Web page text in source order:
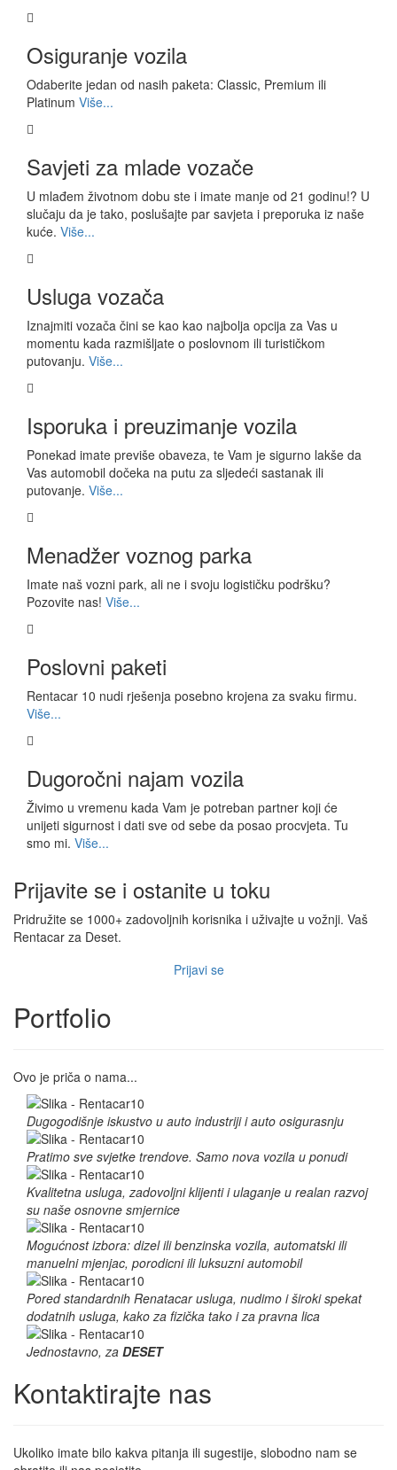
Osiguranje vozila
Odaberite jedan od nasih paketa: Classic, Premium ili
Platinum Više...
Savjeti za mlade vozače
U mlađem životnom dobu ste i imate manje od 21 godinu!? U
slučaju da je tako, poslušajte par savjeta i preporuka iz naše
kuće. Više...
Usluga vozača
Iznajmiti vozača čini se kao kao najbolja opcija za Vas u
momentu kada razmišljate o poslovnom ili turističkom
putovanju. Više...
Isporuka i preuzimanje vozila
Ponekad imate previše obaveza, te Vam je sigurno lakše da
Vas automobil dočeka na putu za sljedeći sastanak ili
putovanje. Više...
Menadžer voznog parka
Imate naš vozni park, ali ne i svoju logističku podršku?
Pozovite nas! Više...
Poslovni paketi
Rentacar 10 nudi rješenja posebno krojena za svaku firmu.
Više...
Dugoročni najam vozila
Živimo u vremenu kada Vam je potreban partner koji će
unijeti sigurnost i dati sve od sebe da posao procvjeta. Tu
smo mi. Više...
Prijavite se i ostanite u toku
Pridružite se 1000+ zadovoljnih korisnika i uživajte u vožnji. Vaš
Rentacar za Deset.
Prijavi se
Portfolio
Ovo je priča o nama...
Dugogodišnje iskustvo u auto industriji i auto osigurasnju
Pratimo sve svjetke trendove. Samo nova vozila u ponudi
Kvalitetna usluga, zadovoljni klijenti i ulaganje u realan razvoj
su naše osnovne smjernice
Mogućnost izbora: dizel ili benzinska vozila, automatski ili
manuelni mjenjac, porodicni ili luksuzni automobil
Pored standardnih Renatacar usluga, nudimo i široki spekat
dodatnih usluga, kako za fizička tako i za pravna lica
Jednostavno, za DESET
Kontaktirajte nas
Ukoliko imate bilo kakva pitanja ili sugestije, slobodno nam se